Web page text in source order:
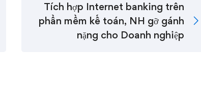
Tích hợp Internet banking trên
phần mềm kế toán, NH gỡ gánh
nặng cho Doanh nghiệp